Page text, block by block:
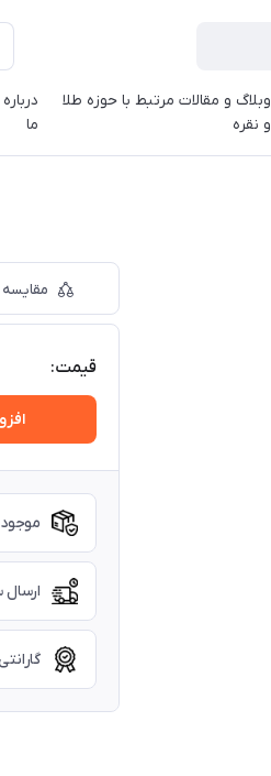
وبلاگ و مقالات مرتبط با حوزه طلا
و نقره
درباره
ما
مقایسه
قیمت:
موجود
ارسال